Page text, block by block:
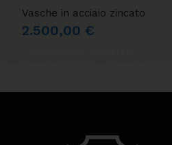
Vasche in acciaio zincato
2.500,00 €